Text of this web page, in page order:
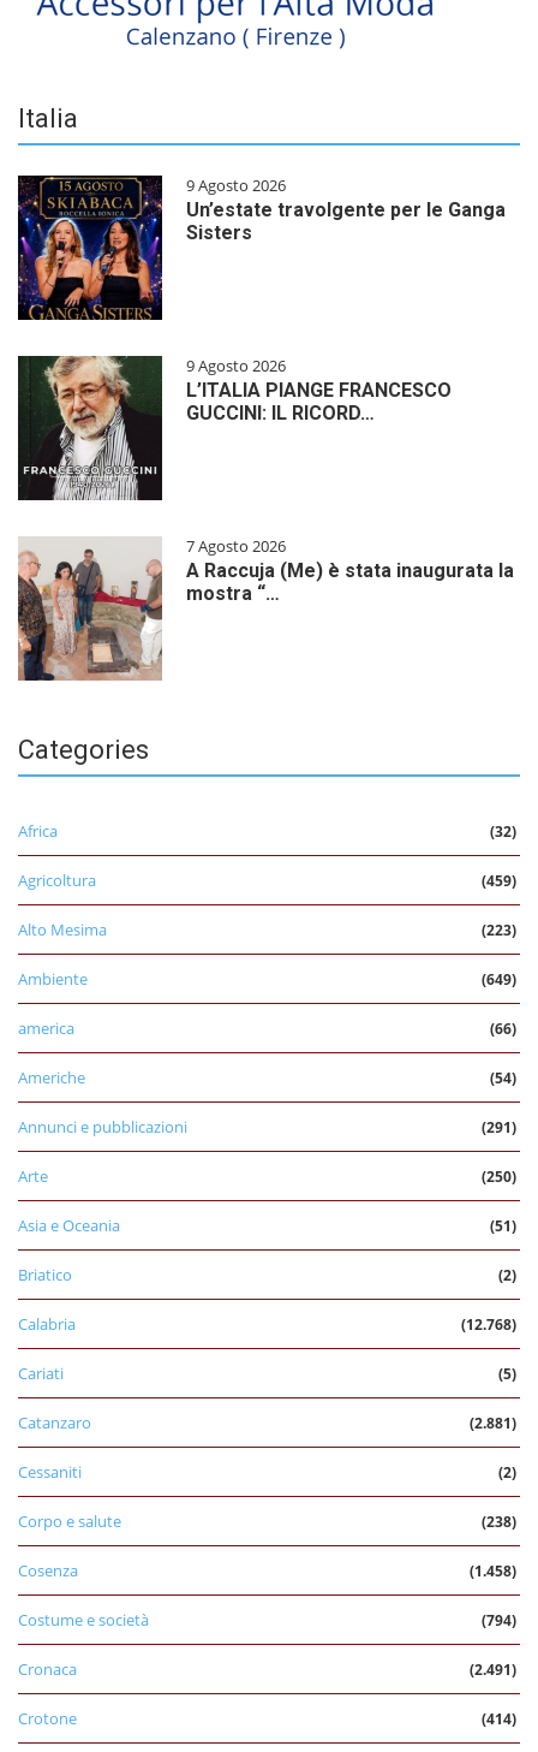
Italia
9 Agosto 2026
Un’estate travolgente per le Ganga
Sisters
9 Agosto 2026
L’ITALIA PIANGE FRANCESCO
GUCCINI: IL RICORD…
7 Agosto 2026
A Raccuja (Me) è stata inaugurata la
mostra “…
Categories
Africa (32)
Agricoltura (459)
Alto Mesima (223)
Ambiente (649)
america (66)
Americhe (54)
Annunci e pubblicazioni (291)
Arte (250)
Asia e Oceania (51)
Briatico (2)
Calabria (12.768)
Cariati (5)
Catanzaro (2.881)
Cessaniti (2)
Corpo e salute (238)
Cosenza (1.458)
Costume e società (794)
Cronaca (2.491)
Crotone (414)